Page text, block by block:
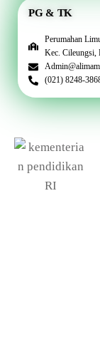
PG & TK
Perumahan
Kec. Cileungsi,
(021) 8248-